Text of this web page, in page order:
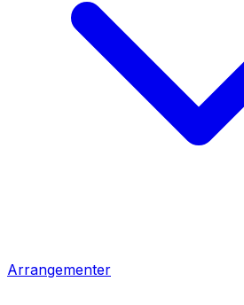
Arrangementer